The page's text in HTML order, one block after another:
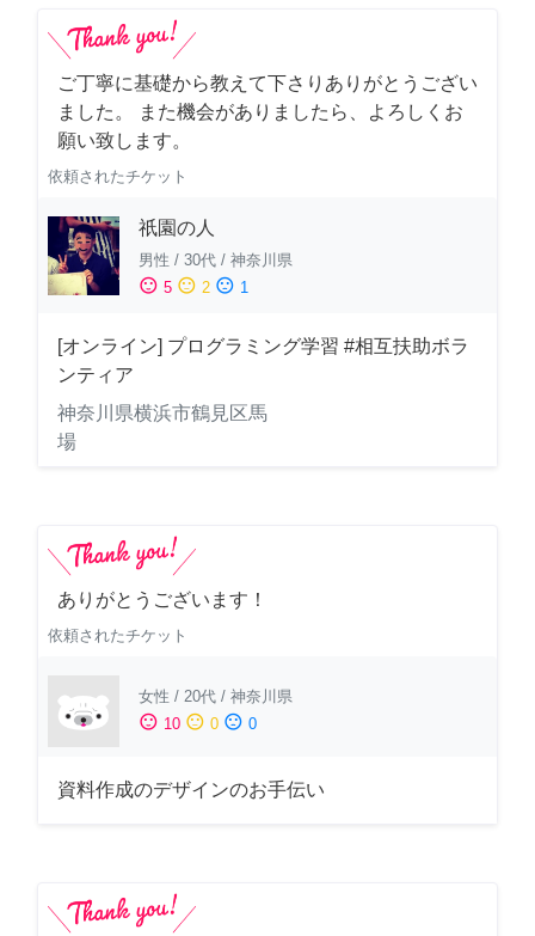
ご丁寧に基礎から教えて下さりありがとうござい
ました。 また機会がありましたら、よろしくお
願い致します。
依頼されたチケット
祇園の人
男性 / 30代 / 神奈川県
sentiment_satisfied 5 sentiment_neutral 2 sentiment_dissatisfied 1
[オンライン] プログラミング学習 #相互扶助ボラ
ンティア
神奈川県横浜市鶴見区馬
場
ありがとうございます！
依頼されたチケット
女性 / 20代 / 神奈川県
sentiment_satisfied 10 sentiment_neutral 0 sentiment_dissatisfied 0
資料作成のデザインのお手伝い